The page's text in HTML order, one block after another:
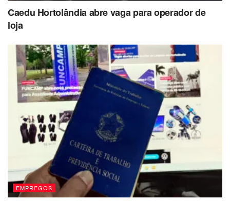
Caedu Hortolândia abre vaga para operador de
loja
EMPREGOS